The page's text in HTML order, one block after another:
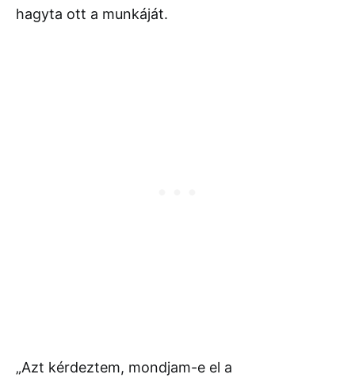
hagyta ott a munkáját.
„Azt kérdeztem, mondjam-e el a